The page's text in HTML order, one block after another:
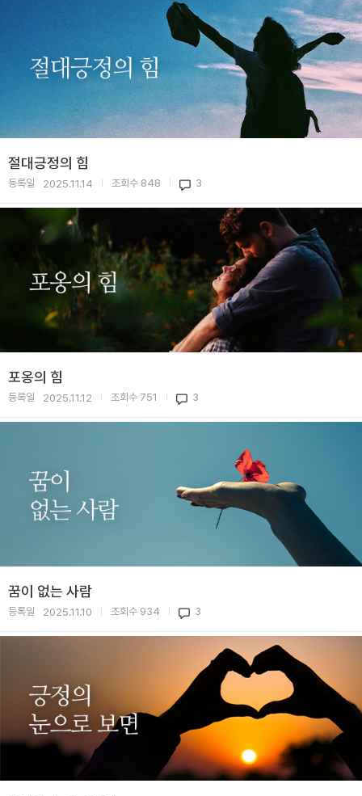
절대긍정의 힘
등록일 2025.11.14 조회수 848 3
포옹의 힘
등록일 2025.11.12 조회수 751 3
꿈이 없는 사람
등록일 2025.11.10 조회수 934 3